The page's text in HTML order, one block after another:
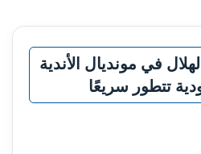
في مونديال الأندية
تتطور سريعًا